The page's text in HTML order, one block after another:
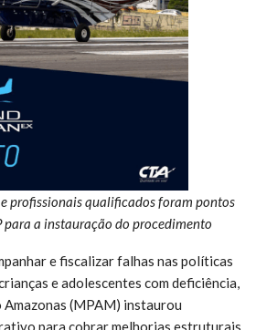
profissionais qualificados foram pontos
para a instauração do procedimento
e fiscalizar falhas nas políticas
e adolescentes com deficiência,
(MPAM) instaurou